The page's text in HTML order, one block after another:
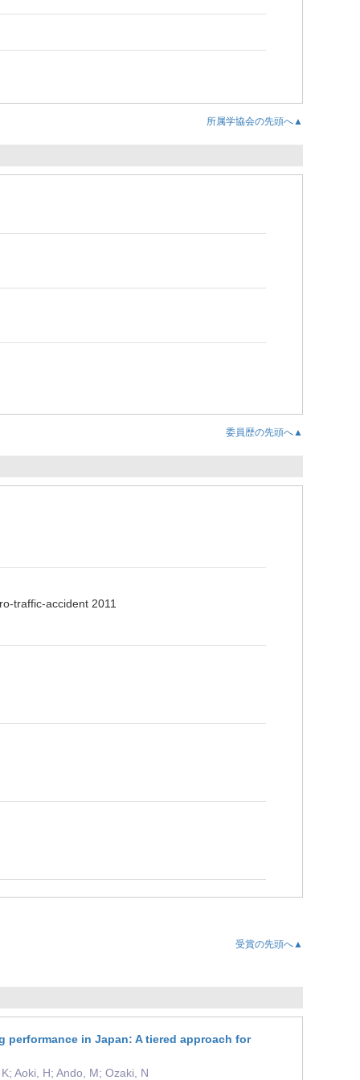
所属学協会の先頭へ▲
委員歴の先頭へ▲
traffic-accident 2011
受賞の先頭へ▲
in Japan: A tiered approach for
Aoki, H; Ando, M; Ozaki, N